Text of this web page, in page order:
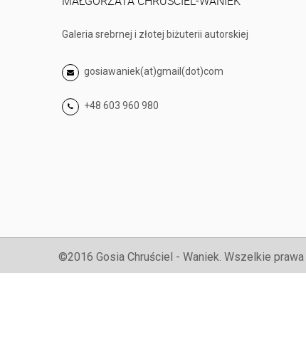
Galeria srebrnej i złotej biżuterii autorskiej
gosiawaniek(at)gmail(dot)com
+48 603 960 980
©2016 Gosia Chruściel - Waniek. Wszelkie